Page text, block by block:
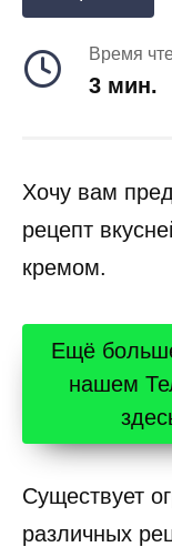
Время
3 мин.
Хочу вам
рецепт
кремом.
Ещё
нашем
Существует
различных